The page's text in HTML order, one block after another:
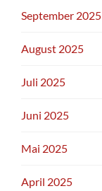
September 2025
August 2025
Juli 2025
Juni 2025
Mai 2025
April 2025